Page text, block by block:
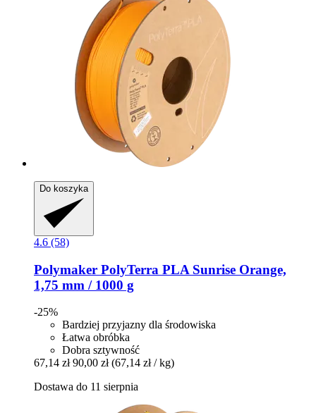
Do koszyka
4.6 (58)
Polymaker PolyTerra PLA Sunrise Orange,
1,75 mm / 1000 g
-25%
Bardziej przyjazny dla środowiska
Łatwa obróbka
Dobra sztywność
67,14 zł 90,00 zł (67,14 zł / kg)
Dostawa do 11 sierpnia